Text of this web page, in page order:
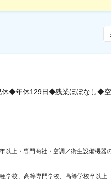
休◆年休129日◆残業ほぼなし◆
以上・専門商社・空調／衛生設備機器
学校、高等専門学校、高等学校卒以上